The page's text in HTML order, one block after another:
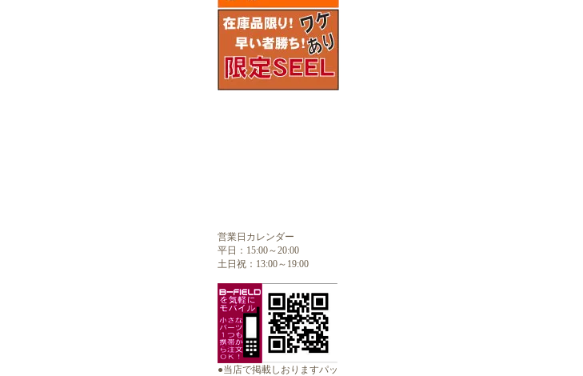
営業日カレンダー
平日：15:00～20:00
土日祝：13:00～19:00
●当店で掲載しおりますパッ